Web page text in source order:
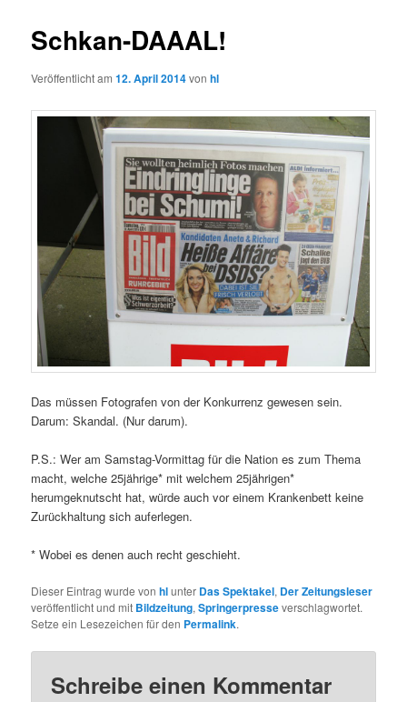
Schkan-DAAAL!
Veröffentlicht am12. April 2014vonhl
Das müssen Fotografen von der Konkurrenz gewesen sein.
Darum: Skandal. (Nur darum).
P.S.: Wer am Samstag-Vormittag für die Nation es zum Thema
macht, welche 25jährige* mit welchem 25jährigen*
herumgeknutscht hat, würde auch vor einem Krankenbett keine
Zurückhaltung sich auferlegen.
* Wobei es denen auch recht geschieht.
Dieser Eintrag wurde vonhlunter Das Spektakel, Der Zeitungsleser
veröffentlicht und mit Bildzeitung,Springerpresseverschlagwortet.
Setze ein Lesezeichen für den Permalink.
Schreibe einen Kommentar